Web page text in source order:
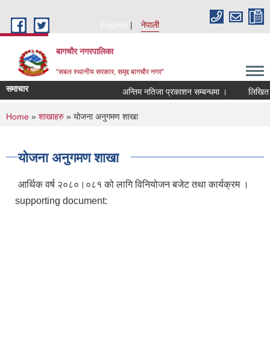
English
नेपाली
बागचौर नगरपालिका
“सबल स्थानीय सरकार, समृद्द बागचौर नगर”
समाचार अन्तिम नतिजा प्रकाशन सम्बन्धमा । लिखित
You are here
Home » शाखाहरु » योजना अनुगमण शाखा
योजना अनुगमण शाखा
आर्थिक वर्ष २०८०।०८१ को लागि विनियोजन बजेट तथा कार्यक्रम ।
supporting document: